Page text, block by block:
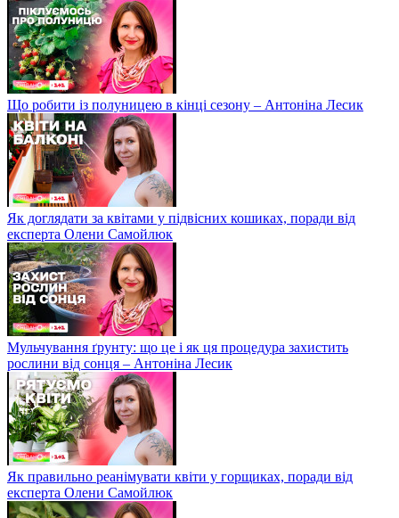
Що робити із полуницею в кінці сезону – Антоніна Лесик
Як доглядати за квітами у підвісних кошиках, поради від
експерта Олени Самойлюк
Мульчування ґрунту: що це і як ця процедура захистить
рослини від сонця – Антоніна Лесик
Як правильно реанімувати квіти у горщиках, поради від
експерта Олени Самойлюк